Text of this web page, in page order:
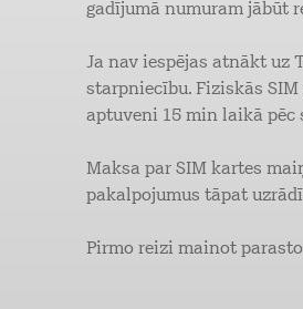
gadījumā numuram jābūt
Ja nav iespējas atnākt uz
starpniecību. Fiziskās
aptuveni 15 min laikā pēc
Maksa par SIM kartes
pakalpojumus tāpat
Pirmo reizi mainot